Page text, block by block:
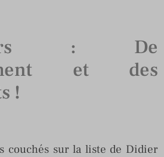
: De
et des
!
couchés sur la liste de Didier